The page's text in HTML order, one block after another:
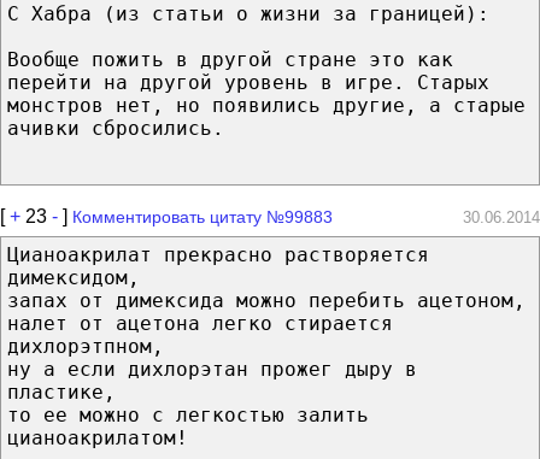
С Хабра (из статьи о жизни за границей):
Вообще пожить в другой стране это как
перейти на другой уровень в игре. Старых
монстров нет, но появились другие, а старые
ачивки сбросились.
[+ 23 - ] Комментировать цитату №99883 30.06.2014
Цианоакрилат прекрасно растворяется
димексидом,
запах от димексида можно перебить ацетоном,
налет от ацетона легко стирается
дихлорэтпном,
ну а если дихлорэтан прожег дыру в
пластике,
то ее можно с легкостью залить
цианоакрилатом!